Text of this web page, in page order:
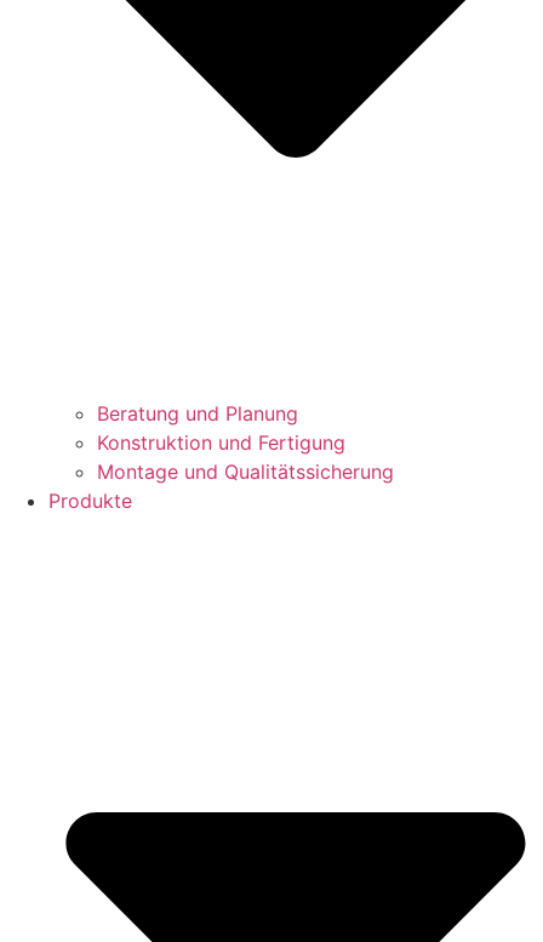
Beratung und Planung
Konstruktion und Fertigung
Montage und Qualitätssicherung
Produkte